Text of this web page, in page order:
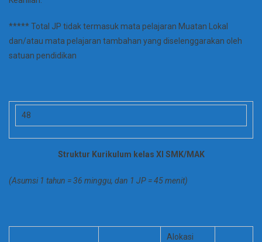
***** Total JP tidak termasuk mata pelajaran Muatan Lokal
dan/atau mata pelajaran tambahan yang diselenggarakan oleh
satuan pendidikan
48
Struktur Kurikulum kelas XI SMK/MAK
(Asumsi 1 tahun = 36 minggu, dan 1 JP = 45 menit)
Alokasi